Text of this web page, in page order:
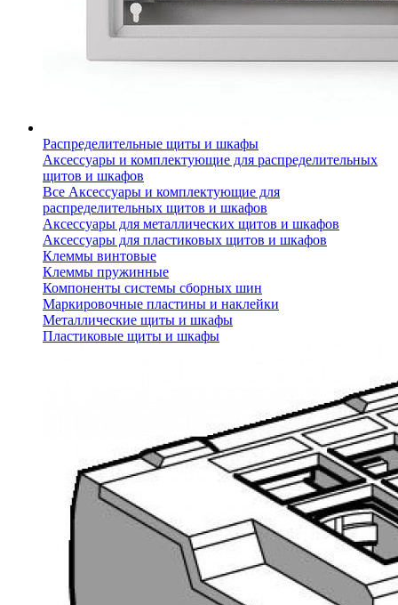
Распределительные щиты и шкафы
Аксессуары и комплектующие для распределительных
щитов и шкафов
Все Аксессуары и комплектующие для
распределительных щитов и шкафов
Аксессуары для металлических щитов и шкафов
Аксессуары для пластиковых щитов и шкафов
Клеммы винтовые
Клеммы пружинные
Компоненты системы сборных шин
Маркировочные пластины и наклейки
Металлические щиты и шкафы
Пластиковые щиты и шкафы